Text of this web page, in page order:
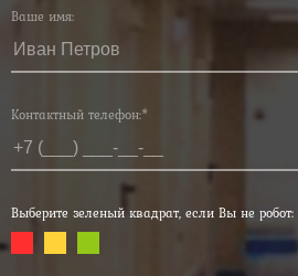
Ваше имя:
Контактный телефон:*
Выберите зеленый квадрат, если Вы не робот: